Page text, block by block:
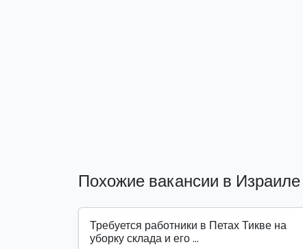
Похожие вакансии в Израиле
Требуется работники в Петах Тикве на
уборку склада и его ...